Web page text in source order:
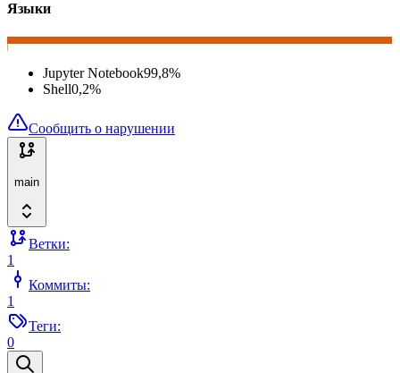
Языки
Jupyter Notebook99,8%
Shell0,2%
Сообщить о нарушении
main
Ветки:
1
Коммиты:
1
Теги:
0